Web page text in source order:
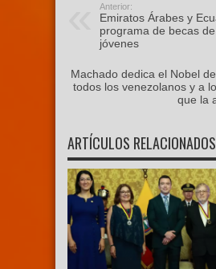
Anterior:
Emiratos Árabes y
programa de becas
jóvenes
Machado dedica el Nobel
todos los venezolanos y a
que la
ARTÍCULOS RELACIONADOS